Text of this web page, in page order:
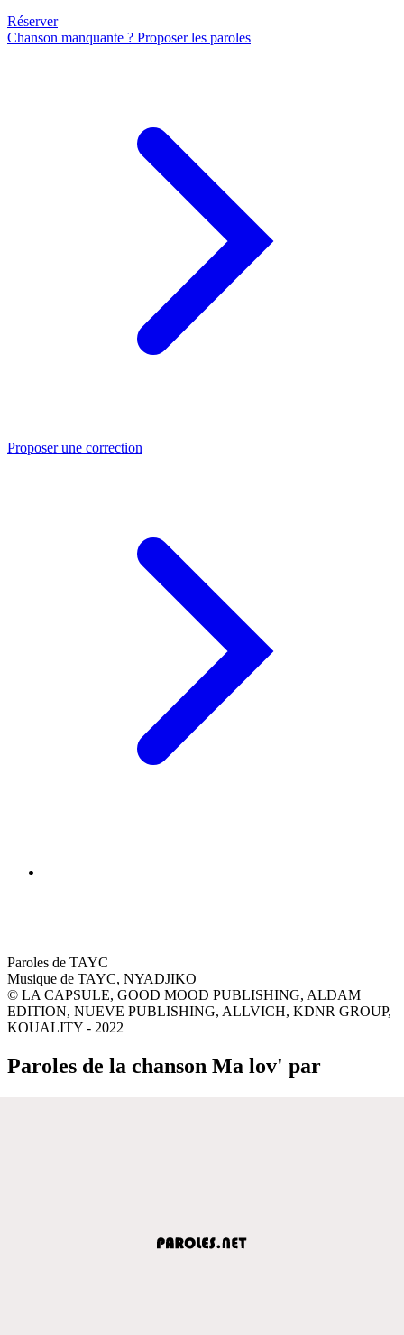
Réserver
Chanson manquante ? Proposer les paroles
Proposer une correction
Paroles de TAYC
Musique de TAYC, NYADJIKO
© LA CAPSULE, GOOD MOOD PUBLISHING, ALDAM
EDITION, NUEVE PUBLISHING, ALLVICH, KDNR GROUP,
KOUALITY - 2022
Paroles de la chanson Ma lov' par